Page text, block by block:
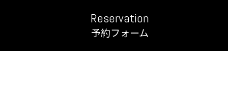
Reservation
予約フォーム